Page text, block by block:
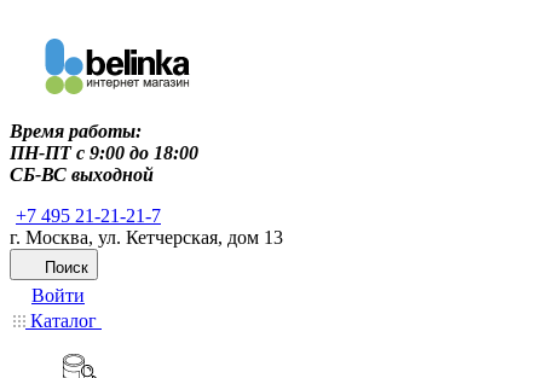
Время работы:
ПН-ПТ c 9:00 до 18:00
СБ-ВС выходной
+7 495 21-21-21-7
г. Москва, ул. Кетчерская, дом 13
Поиск
Войти
Каталог